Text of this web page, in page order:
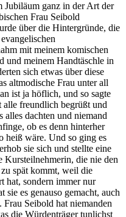
Jubiläum ganz in der Art der
Frau Seibold
über die Hintergründe, die
mit meinem komischen
und meinem Handtäschle in
sich etwas über diese
altmodische Frau unter all
ist ja höflich, und so sagte
alle freundlich begrüßt und
alles dachten und niemand
ob es denn hinterher
heiß wäre. Und so ging es
sie sich und stellte eine
Kursteilnehmerin, die nie den
spät kommt, weil die
hat, sondern immer nur
es genauso gemacht, auch
Seibold hat niemanden
die Würdenträger tunlichst